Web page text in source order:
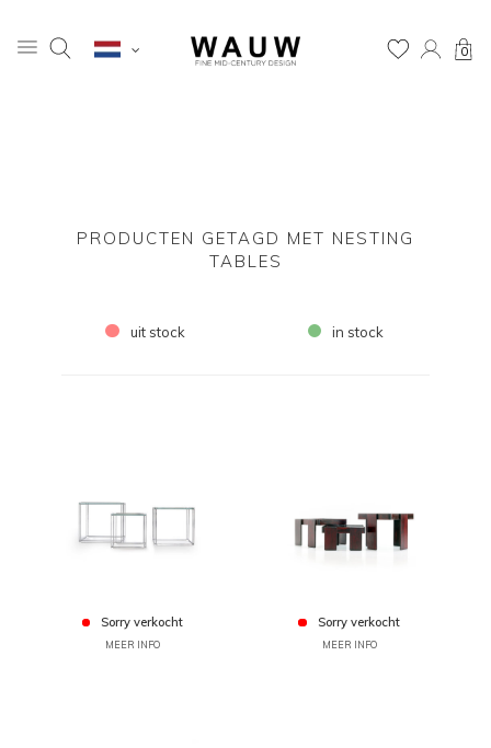
0
PRODUCTEN GETAGD MET NESTING
TABLES
uit stock in stock
Sorry verkocht
MEER INFO
Sorry verkocht
MEER INFO